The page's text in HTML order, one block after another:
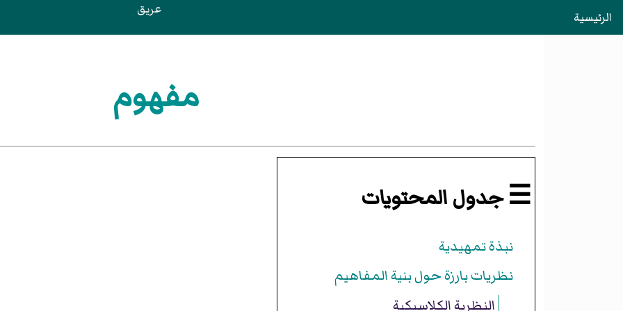
الرئيسية عريق
مفهوم
☰ جدول المحتويات
نبذة تمهيدية
نظريات بارزة حول بنية المفاهيم
النظرية الكلاسيكية